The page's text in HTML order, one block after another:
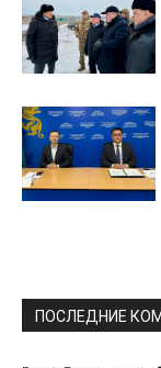
ПОСЛЕДНИЕ